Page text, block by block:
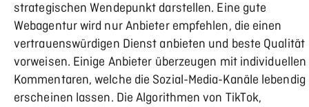
strategischen Wendepunkt darstellen. Eine gute
Webagentur wird nur Anbieter empfehlen, die einen
vertrauenswürdigen Dienst anbieten und beste Qualität
vorweisen. Einige Anbieter überzeugen mit individuellen
Kommentaren, welche die Sozial-Media-Kanäle lebendig
erscheinen lassen. Die Algorithmen von TikTok,